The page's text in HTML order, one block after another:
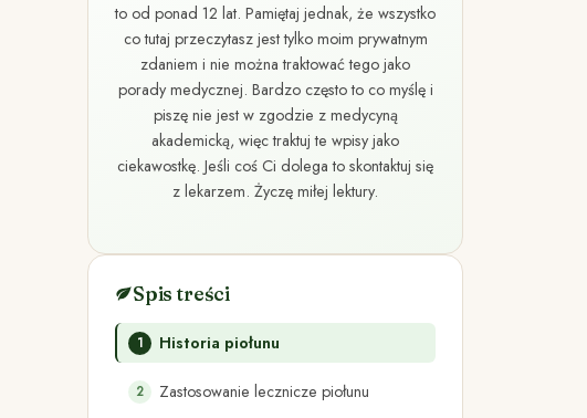
to od ponad 12 lat. Pamiętaj jednak, że wszystko
co tutaj przeczytasz jest tylko moim prywatnym
zdaniem i nie można traktować tego jako
porady medycznej. Bardzo często to co myślę i
piszę nie jest w zgodzie z medycyną
akademicką, więc traktuj te wpisy jako
ciekawostkę. Jeśli coś Ci dolega to skontaktuj się
z lekarzem. Życzę miłej lektury.
Spis treści
Historia piołunu
Zastosowanie lecznicze piołunu